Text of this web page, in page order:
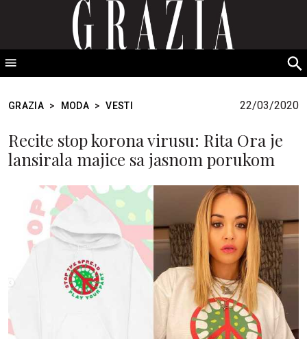
GRAZIA Srbija
GRAZIA > MODA > VESTI 22/03/2020
Recite stop korona virusu: Rita Ora je
lansirala majice sa jasnom porukom